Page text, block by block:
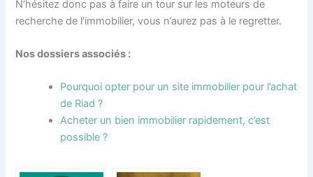
N’hésitez donc pas à faire un tour sur les moteurs de
recherche de l’immobilier, vous n’aurez pas à le regretter.
Nos dossiers associés :
Pourquoi opter pour un site immobilier pour l’achat
de Riad ?
Acheter un bien immobilier rapidement, c’est
possible ?